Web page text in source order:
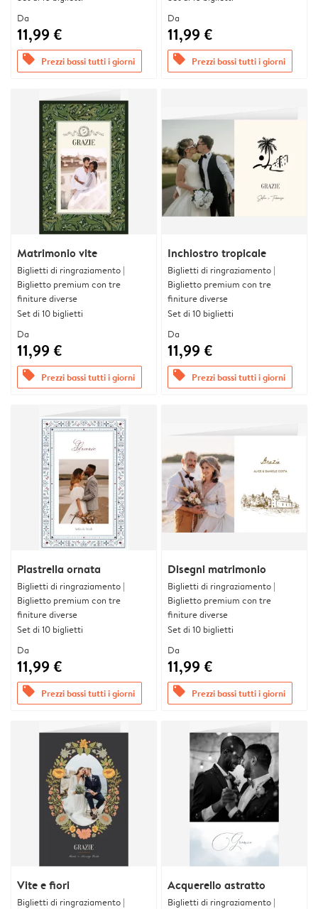
Da
11,99 €
offers Prezzi bassi tutti i giorni
Da
11,99 €
offers Prezzi bassi tutti i giorni
Matrimonio vite
Biglietti di ringraziamento |
Biglietto premium con tre
finiture diverse
Set di 10 biglietti
Da
11,99 €
offers Prezzi bassi tutti i giorni
Inchiostro tropicale
Biglietti di ringraziamento |
Biglietto premium con tre
finiture diverse
Set di 10 biglietti
Da
11,99 €
offers Prezzi bassi tutti i giorni
Piastrella ornata
Biglietti di ringraziamento |
Biglietto premium con tre
finiture diverse
Set di 10 biglietti
Da
11,99 €
offers Prezzi bassi tutti i giorni
Disegni matrimonio
Biglietti di ringraziamento |
Biglietto premium con tre
finiture diverse
Set di 10 biglietti
Da
11,99 €
offers Prezzi bassi tutti i giorni
Vite e fiori
Biglietti di ringraziamento |
Acquerello astratto
Biglietti di ringraziamento |